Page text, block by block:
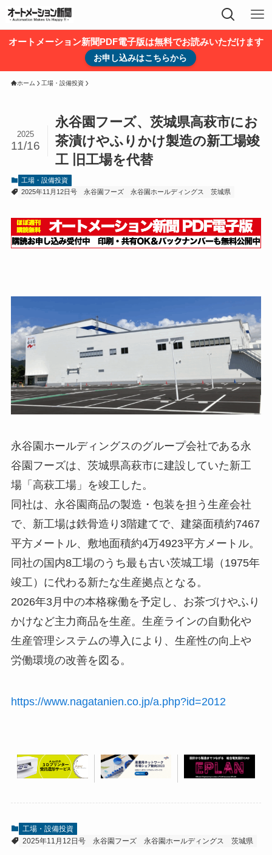
オートメーション新聞PDF電子版は無料でお読みいただけます
お申し込みはこちらから
ホーム 工場・設備投資
永谷園フーズ、茨城県高萩市にお
茶漬けやふりかけ製造の新工場竣
工 旧工場を代替
2025
11/16
工場・設備投資
2025年11月12日号
永谷園フーズ 永谷園ホールディングス 茨城県
永谷園ホールディングスのグループ会社である永
谷園フーズは、茨城県高萩市に建設していた新工
場「高萩工場」を竣工した。
同社は、永谷園商品の製造・包装を担う生産会社
で、新工場は鉄骨造り3階建てで、建築面積約7467
平方メートル、敷地面積約4万4923平方メートル。
同社の国内8工場のうち最も古い茨城工場（1975年
竣工）に代わる新たな生産拠点となる。
2026年3月中の本格稼働を予定し、お茶づけやふり
かけなど主力商品を生産。生産ラインの自動化や
生産管理システムの導入により、生産性の向上や
労働環境の改善を図る。
https://www.nagatanien.co.jp/a.php?id=2012
工場・設備投資
2025年11月12日号
永谷園フーズ 永谷園ホールディングス 茨城県